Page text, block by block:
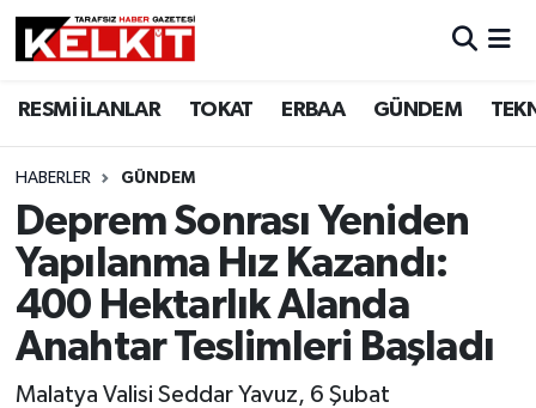
RESMİ İLANLAR TOKAT ERBAA GÜNDEM
HABERLER GÜNDEM
Deprem Sonrası Yeniden
Yapılanma Hız Kazandı:
400 Hektarlık Alanda
Anahtar Teslimleri Başladı
Malatya Valisi Seddar Yavuz, 6 Şubat